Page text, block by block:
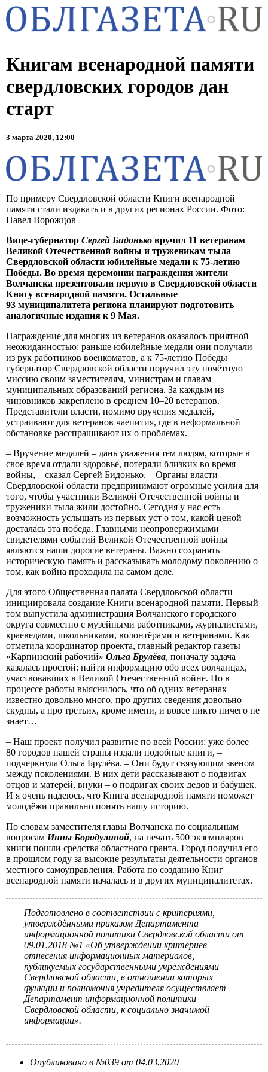
Книгам всенародной памяти
свердловских городов дан
старт
3 марта 2020, 12:00
По примеру Свердловской области Книги всенародной
памяти стали издавать и в других регионах России. Фото:
Павел Ворожцов
Вице-губернатор Сергей Бидонько вручил 11 ветеранам
Великой Отечественной войны и труженикам тыла
Свердловской области юбилейные медали к 75-летию
Победы. Во время церемонии награждения жители
Волчанска презентовали первую в Свердловской области
Книгу всенародной памяти. Остальные
93 муниципалитета региона планируют подготовить
аналогичные издания к 9 Мая.
Награждение для многих из ветеранов оказалось приятной
неожиданностью: раньше юбилейные медали они получали
из рук работников военкоматов, а к 75-летию Победы
губернатор Свердловской области поручил эту почётную
миссию своим заместителям, министрам и главам
муниципальных образований региона. За каждым из
чиновников закреплено в среднем 10–20 ветеранов.
Представители власти, помимо вручения медалей,
устраивают для ветеранов чаепития, где в неформальной
обстановке расспрашивают их о проблемах.
– Вручение медалей – дань уважения тем людям, которые в
свое время отдали здоровье, потеряли близких во время
войны, – сказал Сергей Бидонько. – Органы власти
Свердловской области предпринимают огромные усилия для
того, чтобы участники Великой Отечественной войны и
труженики тыла жили достойно. Сегодня у нас есть
возможность услышать из первых уст о том, какой ценой
досталась эта победа. Главными неопровержимыми
свидетелями событий Великой Отечественной войны
являются наши дорогие ветераны. Важно сохранять
историческую память и рассказывать молодому поколению о
том, как война проходила на самом деле.
Для этого Общественная палата Свердловской области
инициировала создание Книги всенародной памяти. Первый
том выпустила администрация Волчанского городского
округа совместно с музейными работниками, журналистами,
краеведами, школьниками, волонтёрами и ветеранами. Как
отметила координатор проекта, главный редактор газеты
«Карпинский рабочий» Ольга Брулёва, поначалу задача
казалась простой: найти информацию обо всех волчанцах,
участвовавших в Великой Отечественной войне. Но в
процессе работы выяснилось, что об одних ветеранах
известно довольно много, про других сведения довольно
скудны, а про третьих, кроме имени, и вовсе никто ничего не
знает…
– Наш проект получил развитие по всей России: уже более
80 городов нашей страны издали подобные книги, –
подчеркнула Ольга Брулёва. – Они будут связующим звеном
между поколениями. В них дети рассказывают о подвигах
отцов и матерей, внуки – о подвигах своих дедов и бабушек.
И я очень надеюсь, что Книга всенародной памяти поможет
молодёжи правильно понять нашу историю.
По словам заместителя главы Волчанска по социальным
вопросам Инны Бородулиной, на печать 500 экземпляров
книги пошли средства областного гранта. Город получил его
в прошлом году за высокие результаты деятельности органов
местного самоуправления. Работа по созданию Книг
всенародной памяти началась и в других муниципалитетах.
Подготовлено в соответствии с критериями,
утверждёнными приказом Департамента
информационной политики Свердловской области от
09.01.2018 №1 «Об утверждении критериев
отнесения информационных материалов,
публикуемых государственными учреждениями
Свердловской области, в отношении которых
функции и полномочия учредителя осуществляет
Департамент информационной политики
Свердловской области, к социально значимой
информации».
Опубликовано в №039 от 04.03.2020